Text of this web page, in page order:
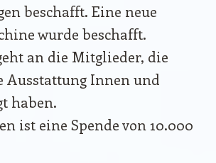
beschafft. Eine neue
wurde beschafft.
an die Mitglieder, die
Ausstattung Innen und
haben.
ist eine Spende von 10.000